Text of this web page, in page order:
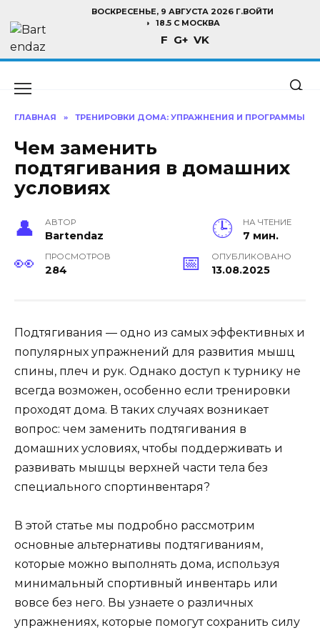
содержанию
ВОСКРЕСЕНЬЕ, 9 АВГУСТА 2026 Г.ВОЙТИ
18.5 C МОСКВА
F G+ VK
ГЛАВНАЯ » ТРЕНИРОВКИ ДОМА: УПРАЖНЕНИЯ И ПРОГРАММЫ
Чем заменить
подтягивания в домашних
условиях
АВТОР
Bartendaz
НА ЧТЕНИЕ
7 мин.
ПРОСМОТРОВ
284
ОПУБЛИКОВАНО
13.08.2025
Подтягивания — одно из самых эффективных и
популярных упражнений для развития мышц
спины, плеч и рук. Однако доступ к турнику не
всегда возможен, особенно если тренировки
проходят дома. В таких случаях возникает
вопрос: чем заменить подтягивания в
домашних условиях, чтобы поддерживать и
развивать мышцы верхней части тела без
специального спортинвентаря?
В этой статье мы подробно рассмотрим
основные альтернативы подтягиваниям,
которые можно выполнять дома, используя
минимальный спортивный инвентарь или
вовсе без него. Вы узнаете о различных
упражнениях, которые помогут сохранить силу